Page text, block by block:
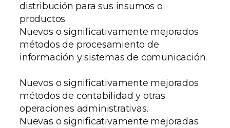
distribución para sus insumos o
productos.
Nuevos o significativamente mejorados
métodos de procesamiento de
información y sistemas de comunicación.
Nuevos o significativamente mejorados
métodos de contabilidad y otras
operaciones administrativas.
Nuevas o significativamente mejoradas